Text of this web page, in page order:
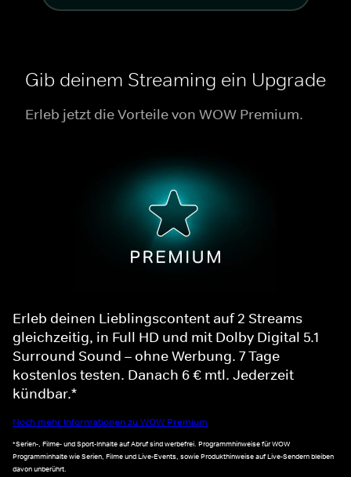
Gib deinem Streaming ein Upgrade
Erleb jetzt die Vorteile von WOW Premium.
Erleb deinen Lieblingscontent auf 2 Streams
gleichzeitig, in Full HD und mit Dolby Digital 5.1
Surround Sound – ohne Werbung. 7 Tage
kostenlos testen. Danach 6 € mtl. Jederzeit
kündbar.*
Noch mehr Informationen zu WOW Premium
*Serien-, Filme- und Sport-Inhalte auf Abruf sind werbefrei. Programmhinweise für WOW
Programminhalte wie Serien, Filme und Live-Events, sowie Produkthinweise auf Live-Sendern bleiben
davon unberührt.